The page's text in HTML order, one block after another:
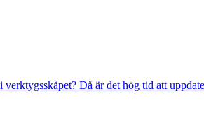
Då är det hög tid att